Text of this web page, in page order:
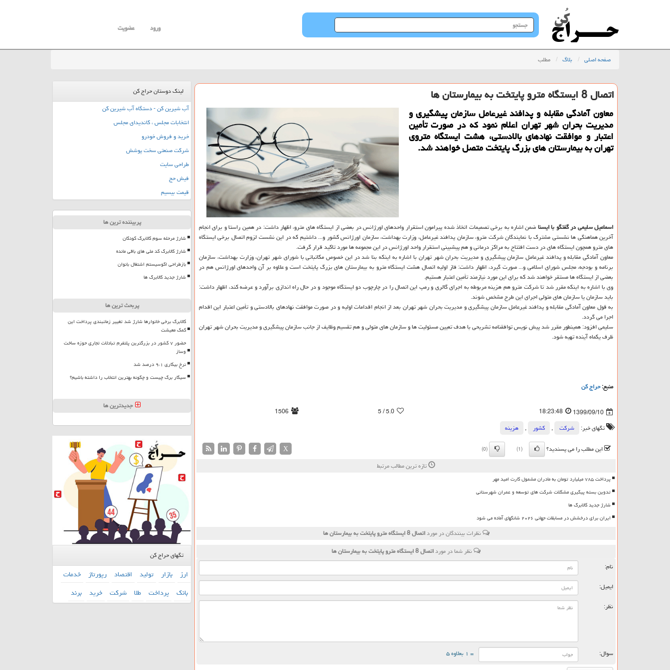
جستجو
در
ورود عضویت
صفحه اصلی بلاگ مطلب
اتصال 8 ایستگاه مترو پایتخت به بیمارستان ها
معاون آمادگی مقابله و پدافند غیرعامل سازمان پیشگیری و
مدیریت بحران شهر تهران اعلام نمود كه در صورت تأمین
اعتبار و موافقت نهادهای بالادستی، هشت ایستگاه متروی
تهران به بیمارستان های بزرگ پایتخت متصل خواهند شد.
اسماعیل سلیمی در گفتگو با ایسناضمن اشاره به برخی تصمیمات اتخاذ شده پیرامون استقرار واحدهای اورژانس در بعضی از ایستگاه های مترو، اظهار داشت: در همین راستا و برای انجام
آخرین هماهنگی ها نشستی مشترک با نمایندگان شرکت مترو، سازمان پدافند غیرعامل، وزارت بهداشت، سازمان اورژانس کشور و... داشتیم که در این نشست لزوم اتصال برخی ایستگاه
های مترو همچون ایستگاه های در دست افتتاح به مراکز درمانی و هم پیشبینی استقرار واحد اورژانس در این مجموعه ها مورد تاکید قرار گرفت.
معاون آمادگی مقابله و پدافند غیرعامل سازمان پیشگیری و مدیریت بحران شهر تهران با اشاره به اینکه بنا شد در این خصوص مکاتباتی با شورای شهر تهران، وزارت بهداشت، سازمان
برنامه و بودجه، مجلس شورای اسلامی و... صورت گیرد، اظهار داشت: فاز اولیه اتصال هشت ایستگاه مترو به بیمارستان های بزرگ پایتخت است و علاوه بر آن واحدهای اورژانس هم در
بعضی از ایستگاه ها مستقر خواهند شد که برای این مورد نیازمند تأمین اعتبار هستیم.
وی با اشاره به اینکه مقرر شد تا شرکت مترو هم هزینه مربوطه به اجرای گالری و رمپ این اتصال را در چارچوب دو ایستگاه موجود و در حال راه اندازی برآورد و عرضه کند، اظهار داشت:
باید سازمان یا سازمان های متولی اجرای این طرح مشخص شوند.
به قول معاون آمادگی مقابله و پدافند غیرعامل سازمان پیشگیری و مدیریت بحران شهر تهران بعد از انجام اقدامات اولیه و در صورت موافقت نهادهای بالادستی و تأمین اعتبار این اقدام
اجرا می گردد.
سلیمی افزود: همینطور مقرر شد پیش نویس توافقنامه تشریحی با هدف تعیین مسئولیت ها و سازمان های متولی و هم تقسیم وظایف از جانب سازمان پیشگیری و مدیریت بحران شهر تهران
ظرف یکماه آینده تهیه شود.
منبع:حراج كن
1399/09/10
18:23:48
5.0
/ 5
1506
تگهای خبر:
شركت , كشور ,
هزینه
این مطلب را می پسندید؟
(1)
(0)
X
تازه ترین مطالب مرتبط
پرداخت ۷۸۵ میلیارد تومان به مادران مشمول کارت امید مهر
تدوین بسته پیگیری مشکلات شرکت های توسعه و عمران شهرستانی
شارژ جدید کالابرگ ها
ایران برای درخشش در مسابقات جهانی ۲۰۲۶ شانگهای آماده می شود
نظرات بینندگان در مورداتصال 8 ایستگاه مترو پایتخت به بیمارستان ها
نظر شما در مورداتصال 8 ایستگاه مترو پایتخت به بیمارستان ها
نام:
ایمیل:
نظر:
سوال: = ۱ بعلاوه ۵
لینک دوستان حراج کن
آب شیرین کن - دستگاه آب شیرین کن
انتخابات مجلس ، کاندیدای مجلس
خرید و فروش خودرو
شرکت صنعتی سخت پوشش
طراحی سایت
فیش حج
قیمت بیسیم
پربیننده ترین ها
شارژ مرحله سوم کالابرگ کودکان
شارژ کالابرگ کد ملی های باقی مانده
بازطراحی اکوسیستم اشتغال بانوان
شارژ جدید کالابرگ ها
پربحث ترین ها
کالابرگ برخی خانوارها شارژ شد تغییر زمانبندی پرداخت این
کمک معیشت
حضور ۷ کشور در بزرگترین پلتفرم تبادلات تجاری حوزه ساخت
وساز
نرخ بیکاری ۹،۱ درصد شد
سیگار برگ چیست و چگونه بهترین انتخاب را داشته باشیم؟
جدیدترین ها
تگهای حراج کن
ارز بازار تولید اقتصاد رپورتاژ خدمات
بانك پرداخت طلا شركت خرید برند